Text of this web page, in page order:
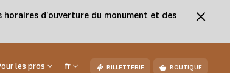
d'ouverture du monument et des
les pros fr BILLETTERIE BOUTIQUE